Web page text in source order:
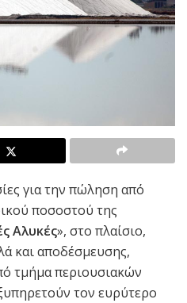
για την πώληση από
ποσοστού της
Αλυκές», στο πλαίσιο,
και αποδέσμευσης,
τμήμα περιουσιακών
τον ευρύτερο